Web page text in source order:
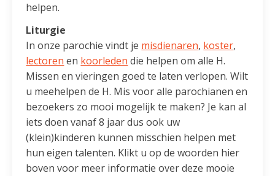
helpen.
Liturgie
In onze parochie vindt je misdienaren, koster,
lectoren en koorleden die helpen om alle H.
Missen en vieringen goed te laten verlopen. Wilt
u meehelpen de H. Mis voor alle parochianen en
bezoekers zo mooi mogelijk te maken? Je kan al
iets doen vanaf 8 jaar dus ook uw
(klein)kinderen kunnen misschien helpen met
hun eigen talenten. Klikt u op de woorden hier
boven voor meer informatie over deze mooie